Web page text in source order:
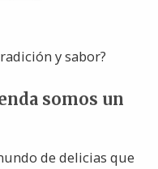
y sabor?
somos un
de delicias que